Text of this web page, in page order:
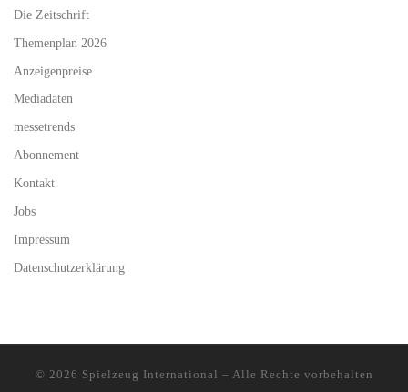
Die Zeitschrift
Themenplan 2026
Anzeigenpreise
Mediadaten
messetrends
Abonnement
Kontakt
Jobs
Impressum
Datenschutzerklärung
© 2026 Spielzeug International – Alle Rechte vorbehalten